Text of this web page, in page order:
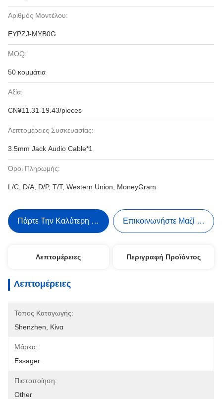
Αριθμός Μοντέλου:
EYPZJ-MYB0G
MOQ:
50 κομμάτια
Αξία:
CN¥11.31-19.43/pieces
Λεπτομέρειες Συσκευασίας:
3.5mm Jack Audio Cable*1
Όροι Πληρωμής:
L/C, D/A, D/P, T/T, Western Union, MoneyGram
Πάρτε Την Καλύτερη Τιμή Επικοινωνήστε Μαζί Μας
Λεπτομέρειες Περιγραφή Προϊόντος
Λεπτομέρειες
Τόπος Καταγωγής:
Shenzhen, Κίνα
Μάρκα:
Essager
Πιστοποίηση:
Other